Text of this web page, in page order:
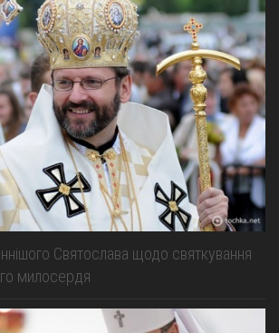
Святослава щодо святкування
милосердя